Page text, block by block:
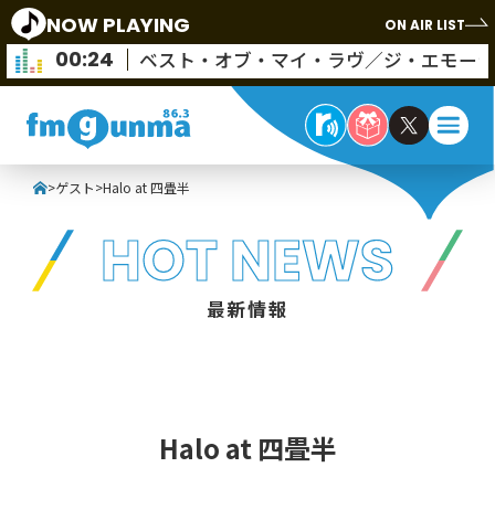
NOW PLAYING ON AIR LIST
00:24 ベスト・オブ・マイ・ラヴ／ジ・エモー
>ゲスト>Halo at 四畳半
HOT NEWS
最新情報
Halo at 四畳半